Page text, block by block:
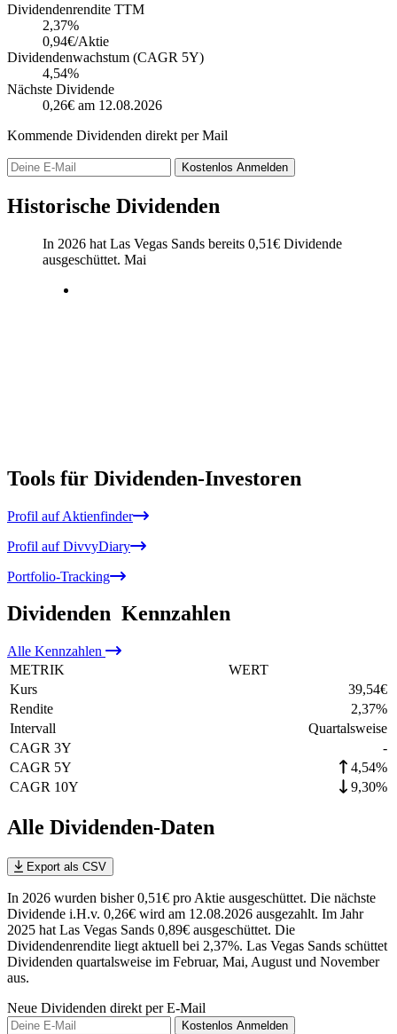
Dividendenrendite TTM
2,37%
0,94€/Aktie
Dividendenwachstum (CAGR 5Y)
4,54%
Nächste Dividende
0,26€ am 12.08.2026
Kommende Dividenden direkt per Mail
Kostenlos Anmelden
Historische Dividenden
In 2026 hat Las Vegas Sands bereits 0,51€ Dividende
ausgeschüttet. Mai
Tools für Dividenden-Investoren
Profil auf Aktienfinder
Profil auf DivvyDiary
Portfolio-Tracking
Dividenden Kennzahlen
Alle Kennzahlen
METRIK
WERT
Kurs
39,54€
Rendite
2,37%
Intervall
Quartalsweise
CAGR 3Y
-
CAGR 5Y
4,54%
CAGR 10Y
9,30%
Alle Dividenden-Daten
Export als CSV
In 2026 wurden bisher 0,51€ pro Aktie ausgeschüttet. Die nächste
Dividende i.H.v. 0,26€ wird am 12.08.2026 ausgezahlt. Im Jahr
2025 hat Las Vegas Sands 0,89€ ausgeschüttet. Die
Dividendenrendite liegt aktuell bei 2,37%. Las Vegas Sands schüttet
Dividenden quartalsweise im Februar, Mai, August und November
aus.
Neue Dividenden direkt per E-Mail
Kostenlos Anmelden